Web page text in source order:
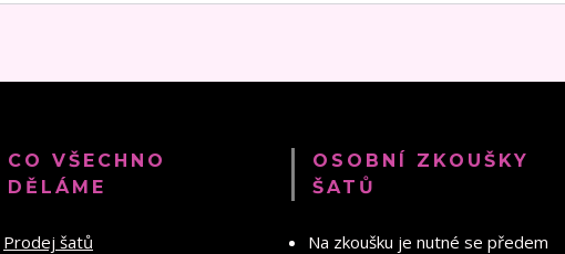
CO VŠECHNO
DĚLÁME
Prodej šatů
OSOBNÍ ZKOUŠKY
ŠATŮ
Na zkoušku je nutné se předem